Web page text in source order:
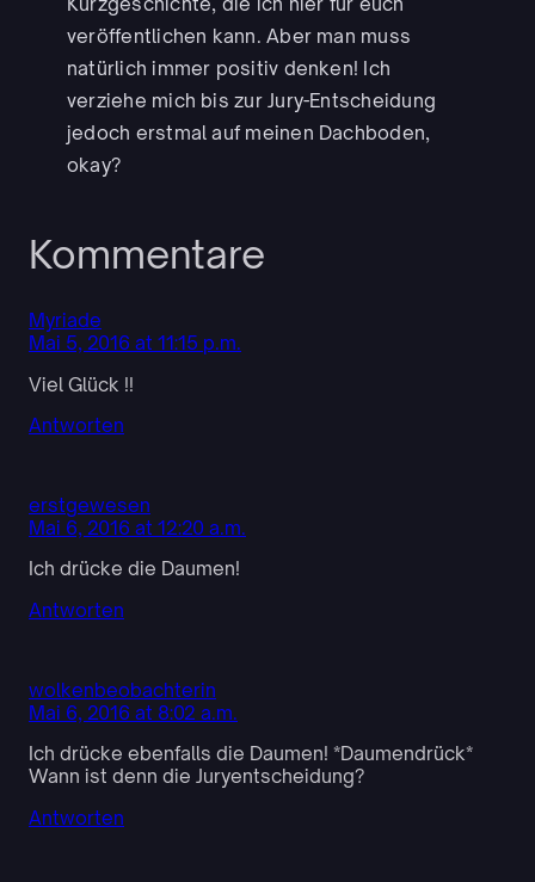
Kurzgeschichte, die ich hier für euch
veröffentlichen kann. Aber man muss
natürlich immer positiv denken! Ich
verziehe mich bis zur Jury-Entscheidung
jedoch erstmal auf meinen Dachboden,
okay?
Kommentare
Myriade
Mai 5, 2016 at 11:15 p.m.
Viel Glück !!
Antworten
erstgewesen
Mai 6, 2016 at 12:20 a.m.
Ich drücke die Daumen!
Antworten
wolkenbeobachterin
Mai 6, 2016 at 8:02 a.m.
Ich drücke ebenfalls die Daumen! *Daumendrück*
Wann ist denn die Juryentscheidung?
Antworten